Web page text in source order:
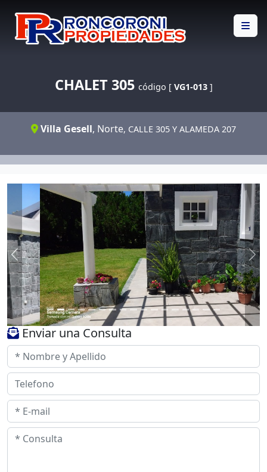
CHALET 305 código [ VG1-013]
Villa Gesell, Norte, CALLE 305 Y ALAMEDA 207
Previous
Enviar una Consulta